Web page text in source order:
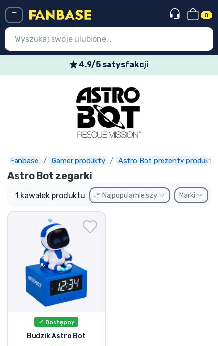
0
4.9/5 satysfakcji
Fanbase Gamer produkty Astro Bot prezenty produkty
Astro Bot zegarki
1 kawałek produktu Najpopularniejszy Marki
Dostępny
Budzik Astro Bot
Najnowsze rzeczy
Oferty specjalne
Doręczenie ekspresowe
Przedsprzedaż
Outlet produkty
Wysyłka i płatność
Rzeczy seryjne
Rzeczy filmowe
Wspaniałe rzeczy
Rzeczy z anime